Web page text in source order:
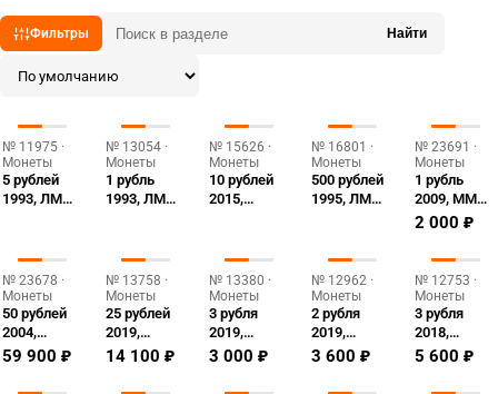
Фильтры Найти
№ 11975 ·
Монеты
5 рублей
1993, ЛМД,
лавра
№ 13054 ·
Монеты
1 рубль
1993, ЛМД,
№ 15626 ·
Монеты
10 рублей
2015,
№ 16801 ·
Монеты
500 рублей
1995, ЛМД,
№ 23691 ·
Монеты
1 рубль
2009, ММД,
эмблема
2 000 ₽
№ 23678 ·
Монеты
50 рублей
2004,
СПМД,
59 900 ₽
№ 13758 ·
Монеты
25 рублей
2019,
СПМД,
Proof
14 100 ₽
№ 13380 ·
Монеты
3 рубля
2019,
СПМД,
Proof
3 000 ₽
№ 12962 ·
Монеты
2 рубля
2019,
СПМД,
Proof
3 600 ₽
№ 12753 ·
Монеты
3 рубля
2018,
СПМД,
Федерации
5 600 ₽